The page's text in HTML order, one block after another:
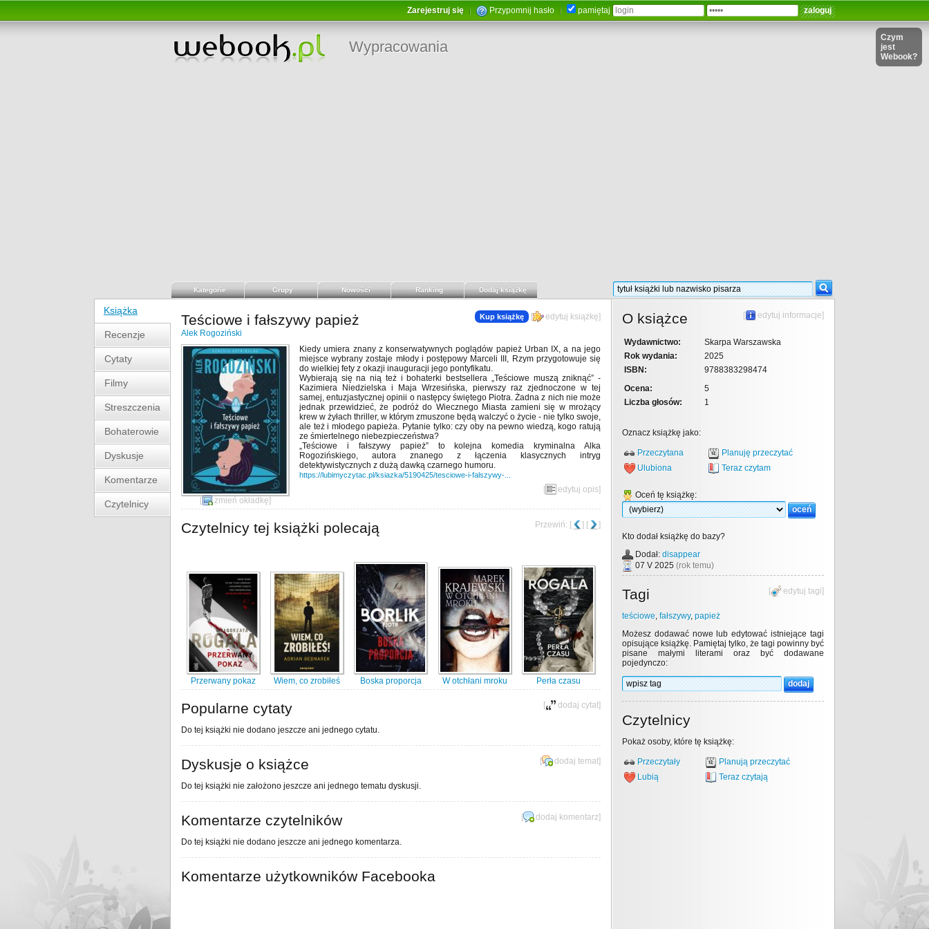
Zarejestruj się Przypomnij hasło pamiętaj
Wypracowania
Czym
jest
Webook?
Kategorie Grupy Nowości Ranking Dodaj książkę
Książka
Recenzje
Cytaty
Filmy
Streszczenia
Bohaterowie
Dyskusje
Komentarze
Czytelnicy
Kup książkę [ edytuj książkę]
Teściowe i fałszywy papież
Alek Rogoziński
[ zmień okładkę]
Kiedy umiera znany z konserwatywnych poglądów papież Urban IX, a na jego
miejsce wybrany zostaje młody i postępowy Marceli III, Rzym przygotowuje się
do wielkiej fety z okazji inauguracji jego pontyfikatu.
Wybierają się na nią też i bohaterki bestsellera „Teściowe muszą zniknąć” -
Kazimiera Niedzielska i Maja Wrzesińska, pierwszy raz zjednoczone w tej
samej, entuzjastycznej opinii o następcy świętego Piotra. Żadna z nich nie może
jednak przewidzieć, że podróż do Wiecznego Miasta zamieni się w mrożący
krew w żyłach thriller, w którym zmuszone będą walczyć o życie - nie tylko swoje,
ale też i młodego papieża. Pytanie tylko: czy oby na pewno wiedzą, kogo ratują
ze śmiertelnego niebezpieczeństwa?
„Teściowe i fałszywy papież” to kolejna komedia kryminalna Alka
Rogozińskiego, autora znanego z łączenia klasycznych intryg
detektywistycznych z dużą dawką czarnego humoru.
https://lubimyczytac.pl/ksiazka/5190425/tesciowe-i-falszywy-...
[ edytuj opis]
Przewiń: [ ] [ ]
Czytelnicy tej książki polecają
Przerwany pokaz Wiem, co zrobiłeś Boska proporcja W otchłani mroku Perła czasu
[ dodaj cytat]
Popularne cytaty
Do tej książki nie dodano jeszcze ani jednego cytatu.
[ dodaj temat]
Dyskusje o książce
Do tej książki nie założono jeszcze ani jednego tematu dyskusji.
[ dodaj komentarz]
Komentarze czytelników
Do tej książki nie dodano jeszcze ani jednego komentarza.
Komentarze użytkowników Facebooka
[ edytuj informacje]
O książce
Wydawnictwo:
Skarpa Warszawska
Rok wydania:
2025
ISBN:
9788383298474
Ocena:
5
Liczba głosów:
1
Oznacz książkę jako:
Przeczytana
Planuję przeczytać
Ulubiona
Teraz czytam
Oceń tę książkę:
Kto dodał książkę do bazy?
Dodał: disappear
07 V 2025 (rok temu)
[ edytuj tagi]
Tagi
teściowe, fałszywy, papież
Możesz dodawać nowe lub edytować istniejące tagi
opisujące książkę. Pamiętaj tylko, że tagi powinny być
pisane małymi literami oraz być dodawane
pojedynczo:
Czytelnicy
Pokaż osoby, które tę książkę:
Przeczytały
Planują przeczytać
Lubią
Teraz czytają